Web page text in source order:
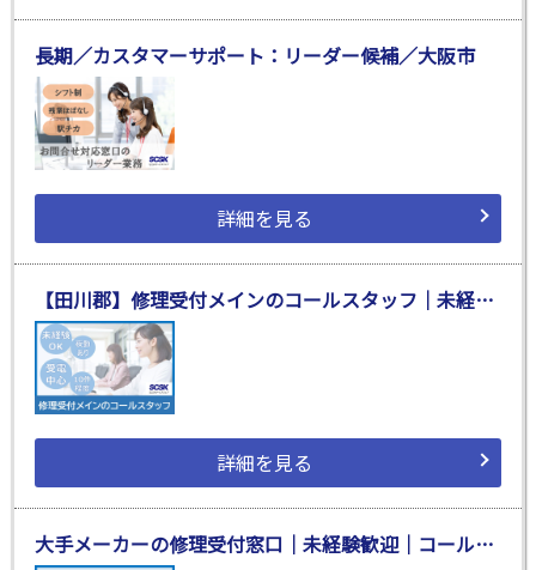
長期／カスタマーサポート：リーダー候補／大阪市
詳細を見る
【田川郡】修理受付メインのコールスタッフ｜未経験歓迎｜受電・問合せ対応
詳細を見る
大手メーカーの修理受付窓口｜未経験歓迎｜コールセンターでの受電・事務